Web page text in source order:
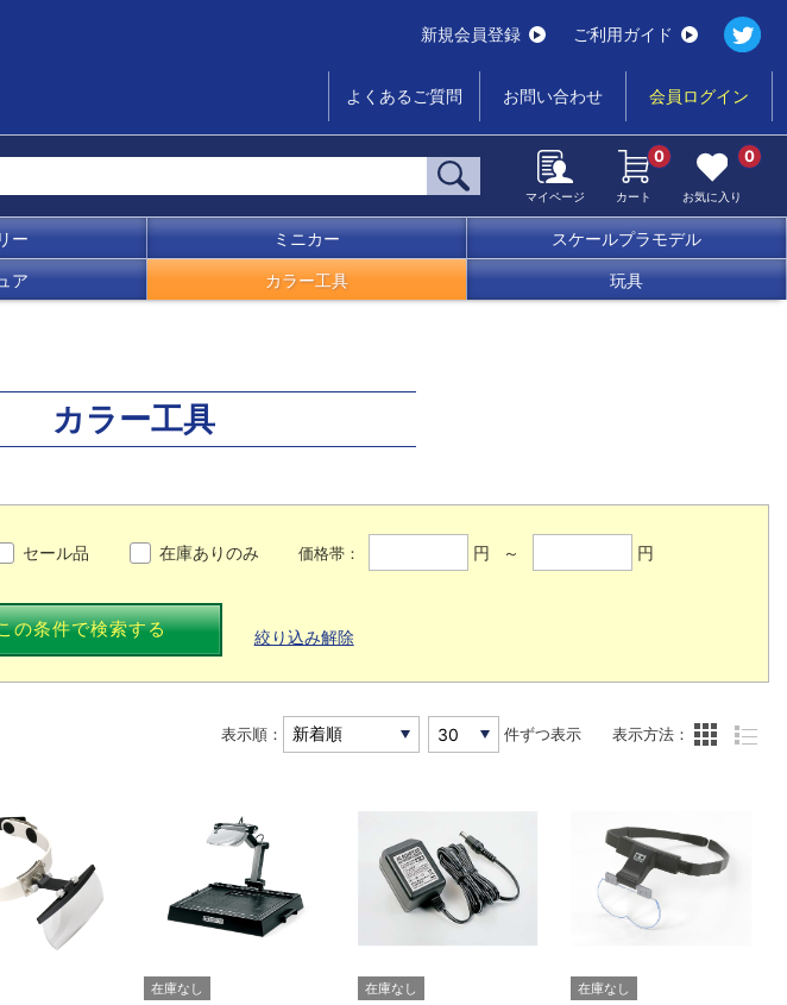
新規会員登録 ご利用ガイド
よくあるご質問 お問い合わせ 会員ログイン
マイページ カート
0
お気に入り
0
ー ミニカー スケールプラモデル
ア カラー工具 玩具
カラー工具
セール品 在庫ありのみ 価格帯： 円 ～ 円
の条件で検索する 絞り込み解除
表示順： 件ずつ表示 表示方法：
在庫なし
在庫なし
在庫なし